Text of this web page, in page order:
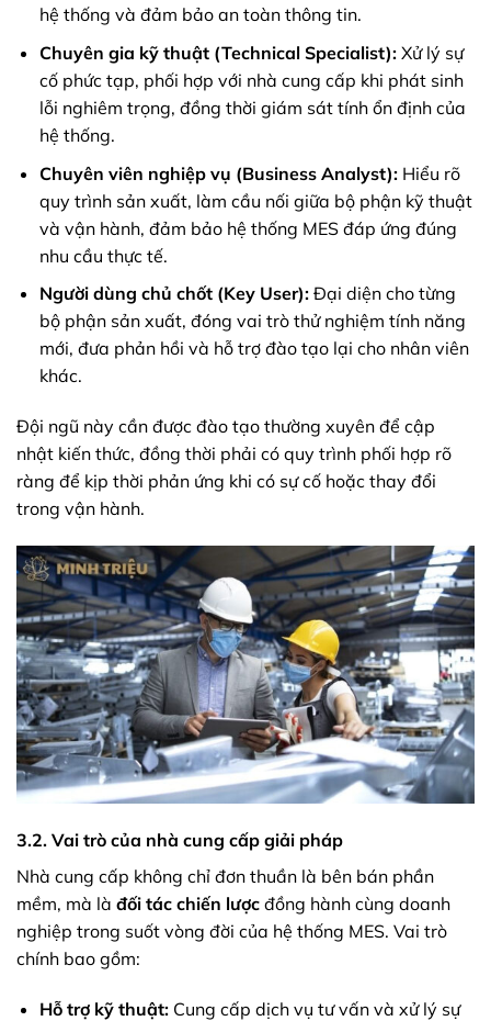
hệ thống và đảm bảo an toàn thông tin.
Chuyên gia kỹ thuật (Technical Specialist):Xử lý sự
cố phức tạp, phối hợp với nhà cung cấp khi phát sinh
lỗi nghiêm trọng, đồng thời giám sát tính ổn định của
hệ thống.
Chuyên viên nghiệp vụ (Business Analyst):Hiểu rõ
quy trình sản xuất, làm cầu nối giữa bộ phận kỹ thuật
và vận hành, đảm bảo hệ thống MES đáp ứng đúng
nhu cầu thực tế.
Người dùng chủ chốt (Key User):Đại diện cho từng
bộ phận sản xuất, đóng vai trò thử nghiệm tính năng
mới, đưa phản hồi và hỗ trợ đào tạo lại cho nhân viên
khác.
Đội ngũ này cần được đào tạo thường xuyên để cập
nhật kiến thức, đồng thời phải có quy trình phối hợp rõ
ràng để kịp thời phản ứng khi có sự cố hoặc thay đổi
trong vận hành.
3.2. Vai trò của nhà cung cấp giải pháp
Nhà cung cấp không chỉ đơn thuần là bên bán phần
mềm, mà là đối tác chiến lược đồng hành cùng doanh
nghiệp trong suốt vòng đời của hệ thống MES. Vai trò
chính bao gồm:
Hỗ trợ kỹ thuật:Cung cấp dịch vụ tư vấn và xử lý sự